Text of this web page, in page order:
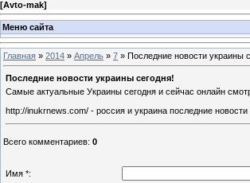
[Avto-mak]
Меню сайта
Главная » 2014 » Апрель » 7 » Последние новости украины
Последние новости украины сегодня!
Самые актуальные Украины сегодня и сейчас онлайн
http://inukrnews.com/ - россия и украина последние новости
Всего комментариев: 0
Имя *: